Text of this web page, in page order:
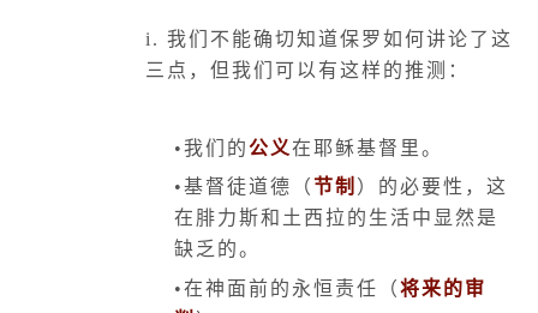
i. 我们不能确切知道保罗如何讲论了这
三点，但我们可以有这样的推测：
•我们的公义在耶稣基督里。
•基督徒道德（节制 ）的必要性，这
在腓力斯和土西拉的生活中显然是
缺乏的。
•在神面前的永恒责任（将来的审